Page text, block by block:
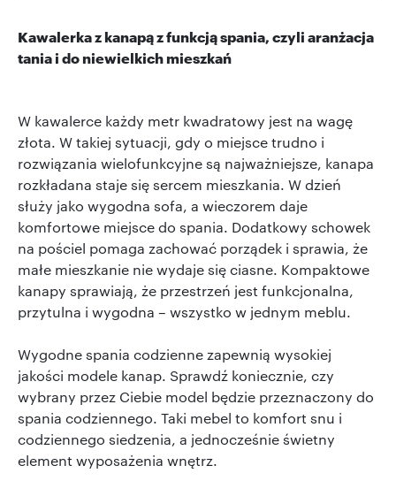
Kawalerka z kanapą z funkcją spania, czyli aranżacja
tania i do niewielkich mieszkań
W kawalerce każdy metr kwadratowy jest na wagę
złota. W takiej sytuacji, gdy o miejsce trudno i
rozwiązania wielofunkcyjne są najważniejsze, kanapa
rozkładana staje się sercem mieszkania. W dzień
służy jako wygodna sofa, a wieczorem daje
komfortowe miejsce do spania. Dodatkowy schowek
na pościel pomaga zachować porządek i sprawia, że
małe mieszkanie nie wydaje się ciasne. Kompaktowe
kanapy sprawiają, że przestrzeń jest funkcjonalna,
przytulna i wygodna – wszystko w jednym meblu.
Wygodne spania codzienne zapewnią wysokiej
jakości modele kanap. Sprawdź koniecznie, czy
wybrany przez Ciebie model będzie przeznaczony do
spania codziennego. Taki mebel to komfort snu i
codziennego siedzenia, a jednocześnie świetny
element wyposażenia wnętrz.